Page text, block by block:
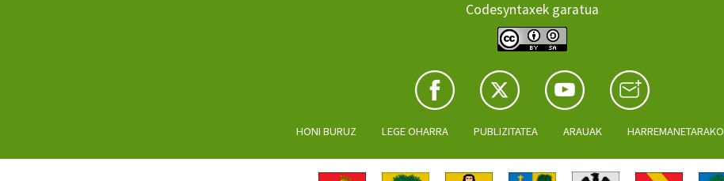
Codesyntaxek garatua
HONI BURUZ LEGE OHARRA PUBLIZITATEA ARAUAK HARREMANETARAKO